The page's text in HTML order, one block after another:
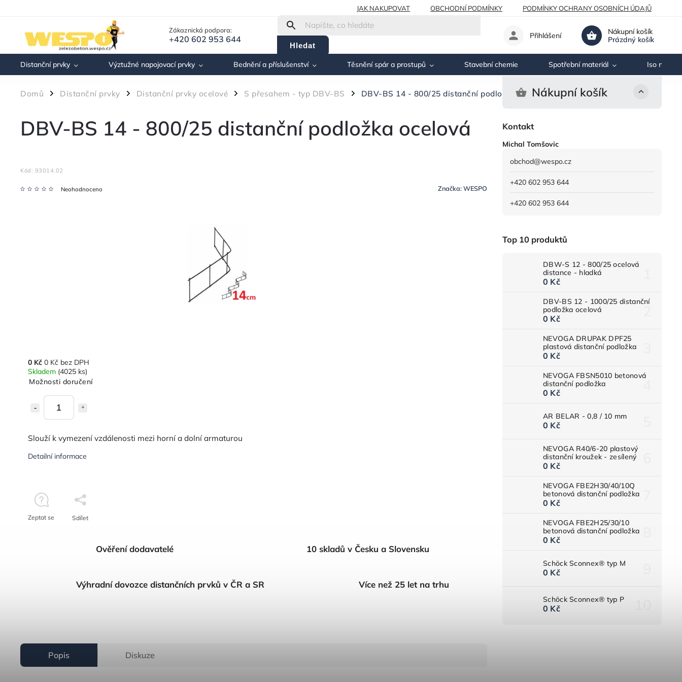
JAK NAKUPOVAT OBCHODNÍ PODMÍNKY PODMÍNKY OCHRANY OSOBNÍCH ÚDAJŮ
Zákaznická podpora:
+420 602 953 644
Hledat
Nákupní košík
Prázdný košík
Přihlášení
Distanční prvky Výztužné napojovací prvky Bednění a příslušenství Těsnění spár a prostupů Stavební chemie Spotřební materiál Iso
Domů / Distanční prvky / Distanční prvky ocelové / S přesahem - typ DBV-BS / DBV-BS 14 - 800/25 distanční podložka ocelováNákupní košík
Kontakt
Michal Tomšovic
obchod@wespo.cz
+420 602 953 644
+420 602 953 644
Top 10 produktů
DBW-S 12 - 800/25 ocelová
distance - hladká
0 Kč
DBV-BS 12 - 1000/25 distanční
podložka ocelová
0 Kč
NEVOGA DRUPAK DPF25
plastová distanční podložka
0 Kč
NEVOGA FBSN5010 betonová
distanční podložka
0 Kč
AR BELAR - 0,8 / 10 mm
0 Kč
NEVOGA R40/6-20 plastový
distanční kroužek - zesílený
0 Kč
NEVOGA FBE2H30/40/10Q
betonová distanční podložka
0 Kč
NEVOGA FBE2H25/30/10
betonová distanční podložka
0 Kč
Schöck Sconnex® typ M
0 Kč
Schöck Sconnex® typ P
0 Kč
DBV-BS 14 - 800/25 distanční podložka ocelová
Kód: 93014.02
Neohodnoceno Značka:WESPO
0 Kč 0 Kč bez DPH
Skladem (4025 ks)
Možnosti doručení
Slouží k vymezení vzdálenosti mezi horní a dolní armaturou
Detailní informace
Zeptat se Sdílet
Ověření dodavatelé 10 skladů v Česku a Slovensku
Výhradní dovozce distančních prvků v ČR a SR Více než 25 let na trhu
Popis Diskuze